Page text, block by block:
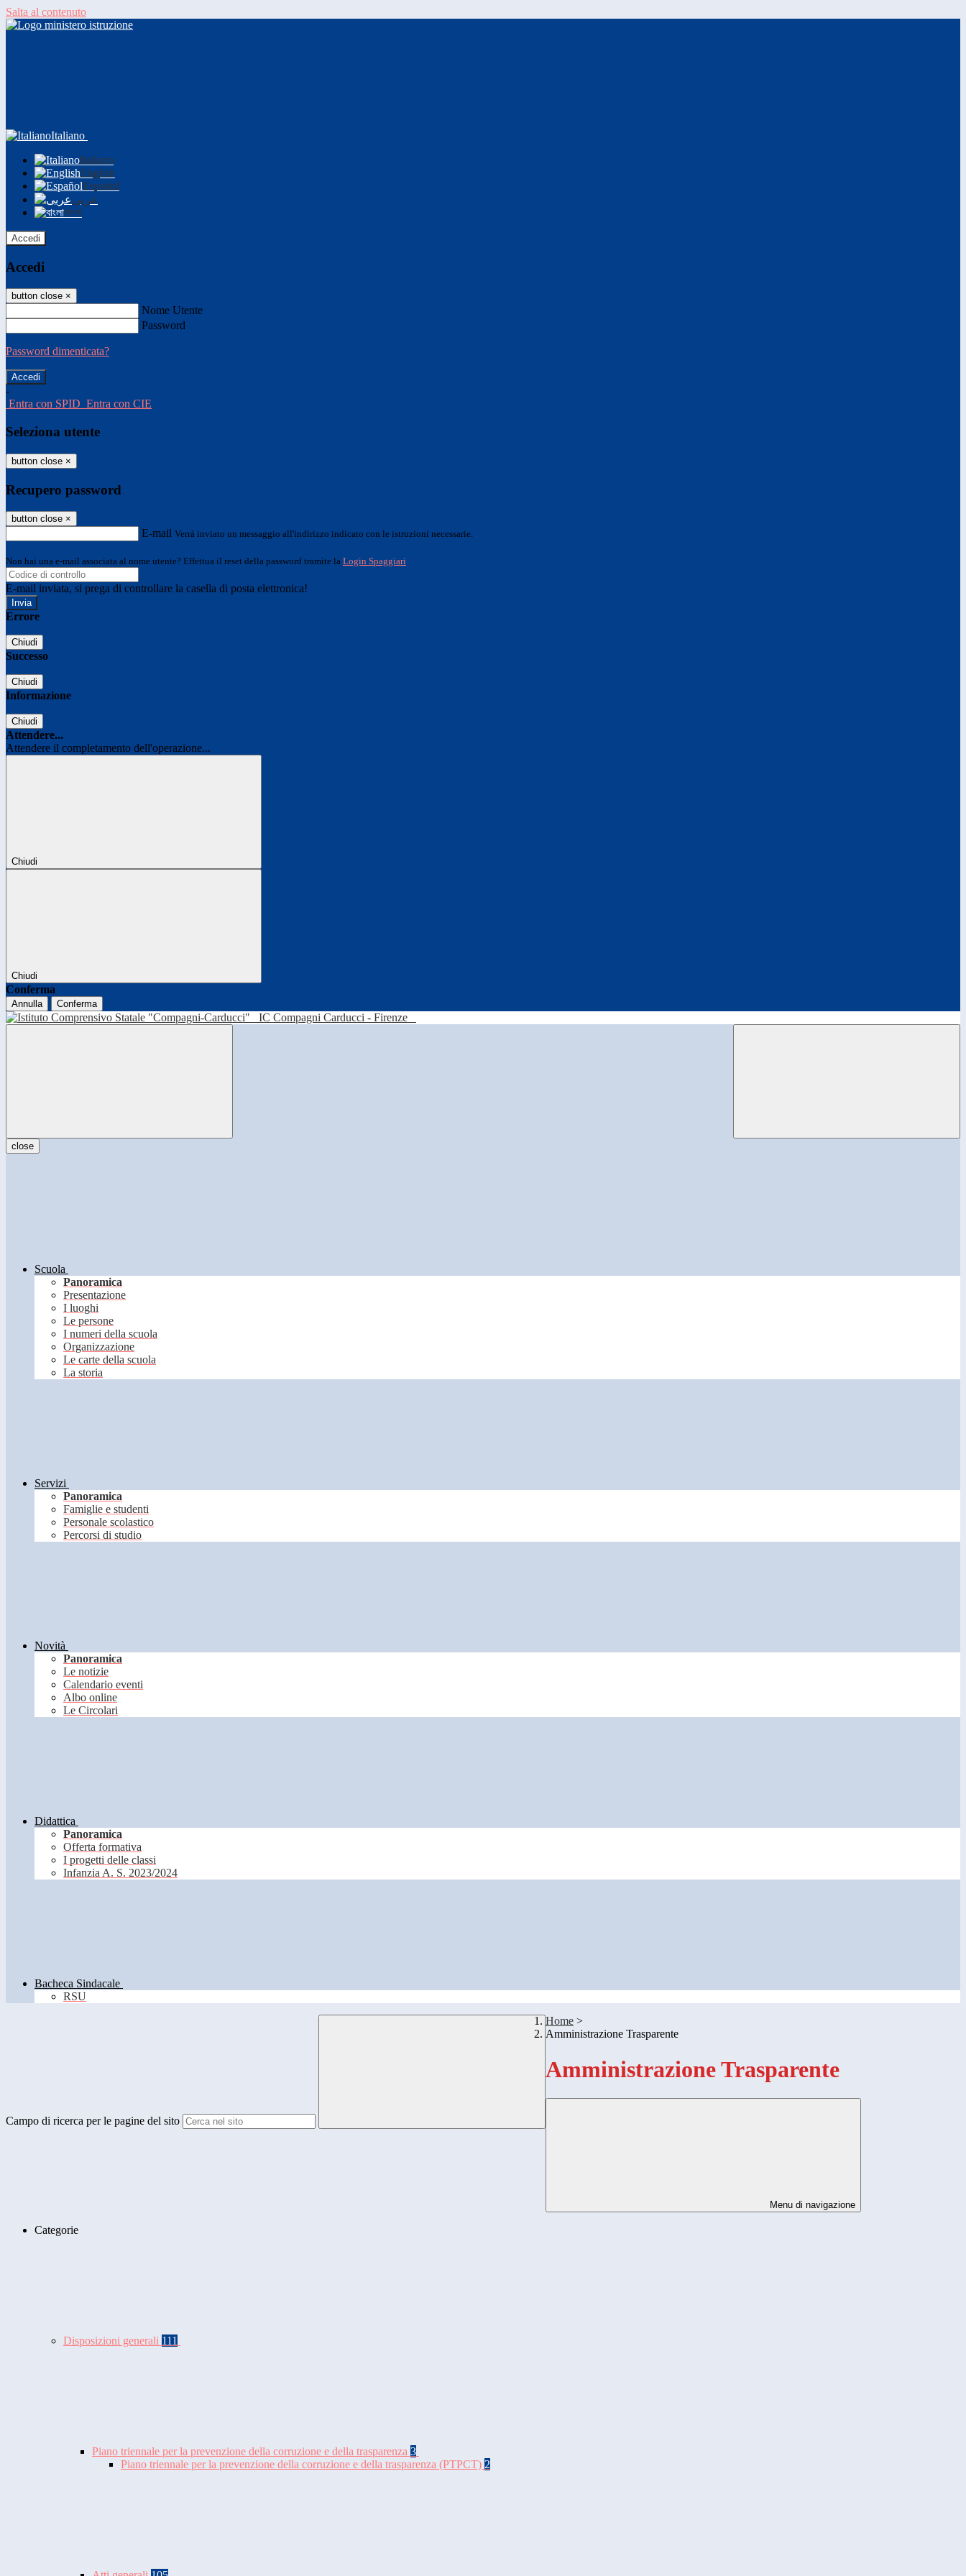
Salta al contenuto
Italiano
Italiano
English
Español
عربى
বাংলা
Accedi
Accedi
button close ×
Nome Utente
Password
Password dimenticata?
-
Entra con SPID Entra con CIE
Seleziona utente
button close ×
Recupero password
button close ×
E-mail Verrà inviato un messaggio all'indirizzo indicato con le istruzioni necessarie.
Non hai una e-mail associata al nome utente? Effettua il reset della password tramite la Login Spaggiari
E-mail inviata, si prega di controllare la casella di posta elettronica!
Errore
Chiudi
Successo
Chiudi
Informazione
Chiudi
Attendere...
Attendere il completamento dell'operazione...
Chiudi
Chiudi
Conferma
Annulla Conferma
IC Compagni Carducci - Firenze
close
Scuola
Panoramica
Presentazione
I luoghi
Le persone
I numeri della scuola
Organizzazione
Le carte della scuola
La storia
Servizi
Panoramica
Famiglie e studenti
Personale scolastico
Percorsi di studio
Novità
Panoramica
Le notizie
Calendario eventi
Albo online
Le Circolari
Didattica
Panoramica
Offerta formativa
I progetti delle classi
Infanzia A. S. 2023/2024
Bacheca Sindacale
RSU
Campo di ricerca per le pagine del sito
Home >
Amministrazione Trasparente
Amministrazione Trasparente
Menu di navigazione
Categorie
Disposizioni generali 111
Piano triennale per la prevenzione della corruzione e della trasparenza 3
Piano triennale per la prevenzione della corruzione e della trasparenza (PTPCT) 2